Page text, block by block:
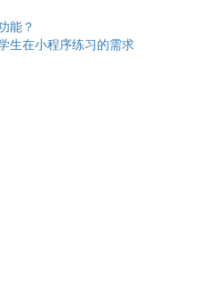
能？
生在小程序练习的需求